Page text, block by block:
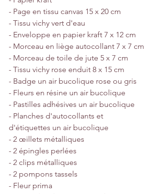
- Page en tissu canvas 15 x 20 cm
- Tissu vichy vert d'eau
- Enveloppe en papier kraft 7 x 12 cm
- Morceau en liège autocollant 7 x 7 cm
- Morceau de toile de jute 5 x 7 cm
- Tissu vichy rose enduit 8 x 15 cm
- Badge un air bucolique rose ou gris
- Fleurs en résine un air bucolique
- Pastilles adhésives un air bucolique
- Planches d'autocollants et
d'étiquettes un air bucolique
- 2 œillets métalliques
- 2 épingles perlées
- 2 clips métalliques
- 2 pompons tassels
- Fleur prima